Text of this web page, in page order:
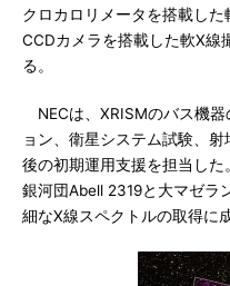
クロカロリメータを搭載し
CCDカメラを搭載した軟X線
る。
NECは、XRISMのバス機
ョン、衛星システム試験、
後の初期運用支援を担当した
銀河団Abell 2319と大マゼラ
細なX線スペクトルの取得に